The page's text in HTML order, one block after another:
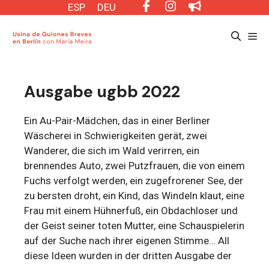
contenido
ESP DEU
Ausgabe ugbb 2022
Ein Au-Pair-Mädchen, das in einer Berliner
Wäscherei in Schwierigkeiten gerät, zwei
Wanderer, die sich im Wald verirren, ein
brennendes Auto, zwei Putzfrauen, die von einem
Fuchs verfolgt werden, ein zugefrorener See, der
zu bersten droht, ein Kind, das Windeln klaut, eine
Frau mit einem Hühnerfuß, ein Obdachloser und
der Geist seiner toten Mutter, eine Schauspielerin
auf der Suche nach ihrer eigenen Stimme… All
diese Ideen wurden in der dritten Ausgabe der